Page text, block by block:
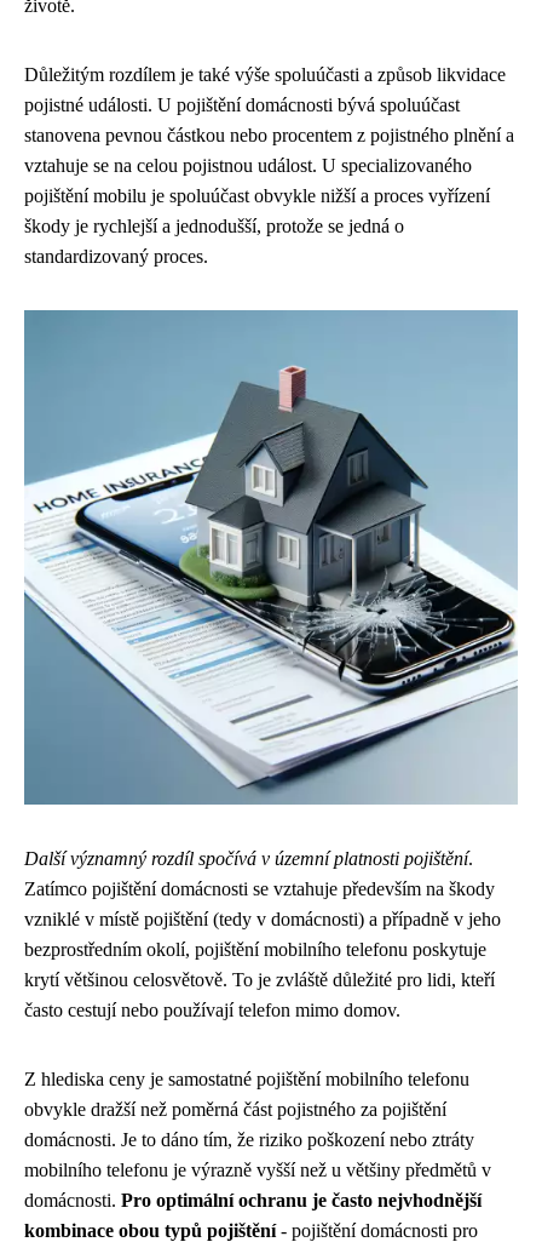
životě.
Důležitým rozdílem je také výše spoluúčasti a způsob likvidace
pojistné události. U pojištění domácnosti bývá spoluúčast
stanovena pevnou částkou nebo procentem z pojistného plnění a
vztahuje se na celou pojistnou událost. U specializovaného
pojištění mobilu je spoluúčast obvykle nižší a proces vyřízení
škody je rychlejší a jednodušší, protože se jedná o
standardizovaný proces.
Další významný rozdíl spočívá v územní platnosti pojištění.
Zatímco pojištění domácnosti se vztahuje především na škody
vzniklé v místě pojištění (tedy v domácnosti) a případně v jeho
bezprostředním okolí, pojištění mobilního telefonu poskytuje
krytí většinou celosvětově. To je zvláště důležité pro lidi, kteří
často cestují nebo používají telefon mimo domov.
Z hlediska ceny je samostatné pojištění mobilního telefonu
obvykle dražší než poměrná část pojistného za pojištění
domácnosti. Je to dáno tím, že riziko poškození nebo ztráty
mobilního telefonu je výrazně vyšší než u většiny předmětů v
domácnosti. Pro optimální ochranu je často nejvhodnější
kombinace obou typů pojištění- pojištění domácnosti pro